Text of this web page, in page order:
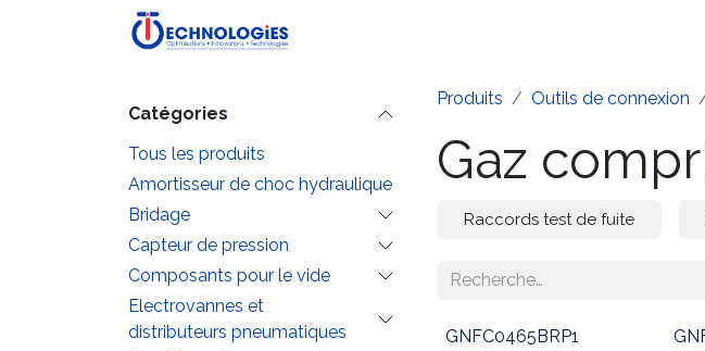
Se rendre au contenu
Catégories
Tous les produits
Amortisseur de choc hydraulique
Bridage
Capteur de pression
Composants pour le vide
Electrovannes et
distributeurs pneumatiques
Produits Outils de connexion
Gaz
Raccords test de fuite
GNFC0465BRP1